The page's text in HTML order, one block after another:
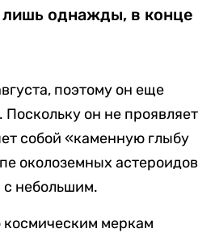
лишь однажды, в конце
поэтому он еще
он не проявляет
собой «каменную глыбу
околоземных астероидов
с небольшим.
меркам